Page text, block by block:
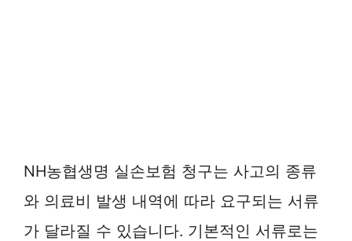
NH농협생명 실손보험 청구는 사고의 종류
와 의료비 발생 내역에 따라 요구되는 서류
가 달라질 수 있습니다. 기본적인 서류로는